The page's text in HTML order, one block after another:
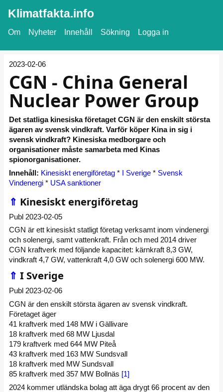
Klimatfakta.info
Om Nyheter Innehåll Sökning Logga in
2023-02-06
CGN - China General
Nuclear Power Group
Det statliga kinesiska företaget CGN är den enskilt största
ägaren av svensk vindkraft. Varför köper Kina in sig i
svensk vindkraft? Kinesiska medborgare och
organisationer måste samarbeta med Kinas
spionorganisationer.
Innehåll: Kinesiskt energiföretag * I Sverige * Svensk
Vindenergi * USA sanktioner
⇑ Kinesiskt energiföretag
Publ 2023-02-05
CGN är ett kinesiskt statligt företag verksamt inom vindenergi
och solenergi, samt vattenkraft. Från och med 2014 driver
CGN kraftverk med följande kapacitet: kärnkraft 8,3 GW,
vindkraft 4,7 GW, vattenkraft 4,0 GW och solenergi 600 MW.
⇑ I Sverige
Publ 2023-02-06
CGN är den enskilt största ägaren av svensk vindkraft.
Företaget äger
41 kraftverk med 148 MW i Gällivare
18 kraftverk med 68 MW Ljusdal
179 kraftverk med 644 MW Piteå
43 kraftverk med 163 MW Sundsvall
18 kraftverk med MW Sundsvall
85 kraftverk med 357 MW Bollnäs [1]
2024 kommer utländska bolag att äga drygt 66 procent av den